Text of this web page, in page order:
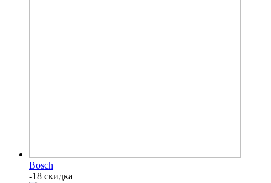
Bosch
-18 скидка